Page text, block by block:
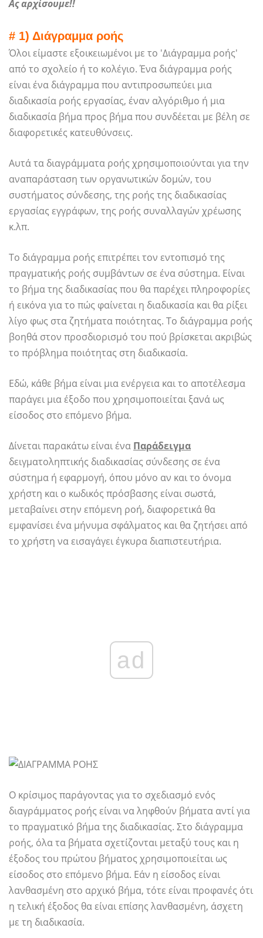
Ας αρχίσουμε!!
# 1) Διάγραμμα ροής
Όλοι είμαστε εξοικειωμένοι με το 'Διάγραμμα ροής'
από το σχολείο ή το κολέγιο. Ένα διάγραμμα ροής
είναι ένα διάγραμμα που αντιπροσωπεύει μια
διαδικασία ροής εργασίας, έναν αλγόριθμο ή μια
διαδικασία βήμα προς βήμα που συνδέεται με βέλη σε
διαφορετικές κατευθύνσεις.
Αυτά τα διαγράμματα ροής χρησιμοποιούνται για την
αναπαράσταση των οργανωτικών δομών, του
συστήματος σύνδεσης, της ροής της διαδικασίας
εργασίας εγγράφων, της ροής συναλλαγών χρέωσης
κ.λπ.
Το διάγραμμα ροής επιτρέπει τον εντοπισμό της
πραγματικής ροής συμβάντων σε ένα σύστημα. Είναι
το βήμα της διαδικασίας που θα παρέχει πληροφορίες
ή εικόνα για το πώς φαίνεται η διαδικασία και θα ρίξει
λίγο φως στα ζητήματα ποιότητας. Το διάγραμμα ροής
βοηθά στον προσδιορισμό του πού βρίσκεται ακριβώς
το πρόβλημα ποιότητας στη διαδικασία.
Εδώ, κάθε βήμα είναι μια ενέργεια και το αποτέλεσμα
παράγει μια έξοδο που χρησιμοποιείται ξανά ως
είσοδος στο επόμενο βήμα.
Δίνεται παρακάτω είναι ένα Παράδειγμα
δειγματοληπτικής διαδικασίας σύνδεσης σε ένα
σύστημα ή εφαρμογή, όπου μόνο αν και το όνομα
χρήστη και ο κωδικός πρόσβασης είναι σωστά,
μεταβαίνει στην επόμενη ροή, διαφορετικά θα
εμφανίσει ένα μήνυμα σφάλματος και θα ζητήσει από
το χρήστη να εισαγάγει έγκυρα διαπιστευτήρια.
ad
Ο κρίσιμος παράγοντας για το σχεδιασμό ενός
διαγράμματος ροής είναι να ληφθούν βήματα αντί για
το πραγματικό βήμα της διαδικασίας. Στο διάγραμμα
ροής, όλα τα βήματα σχετίζονται μεταξύ τους και η
έξοδος του πρώτου βήματος χρησιμοποιείται ως
είσοδος στο επόμενο βήμα. Εάν η είσοδος είναι
λανθασμένη στο αρχικό βήμα, τότε είναι προφανές ότι
η τελική έξοδος θα είναι επίσης λανθασμένη, άσχετη
με τη διαδικασία.